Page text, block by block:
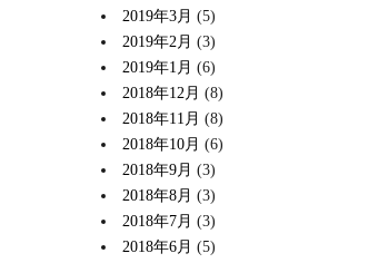
2019年3月 (5)
2019年2月 (3)
2019年1月 (6)
2018年12月 (8)
2018年11月 (8)
2018年10月 (6)
2018年9月 (3)
2018年8月 (3)
2018年7月 (3)
2018年6月 (5)